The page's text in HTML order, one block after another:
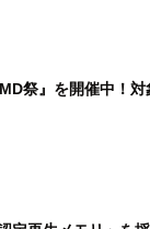
祭』を開催中！対